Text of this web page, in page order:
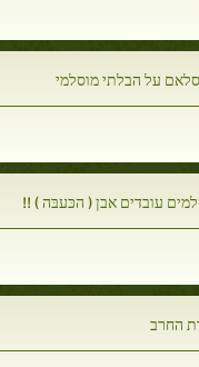
על הבלתי מוסלמי
עובדים אבן ( הכּעבּה ) !!
החרב